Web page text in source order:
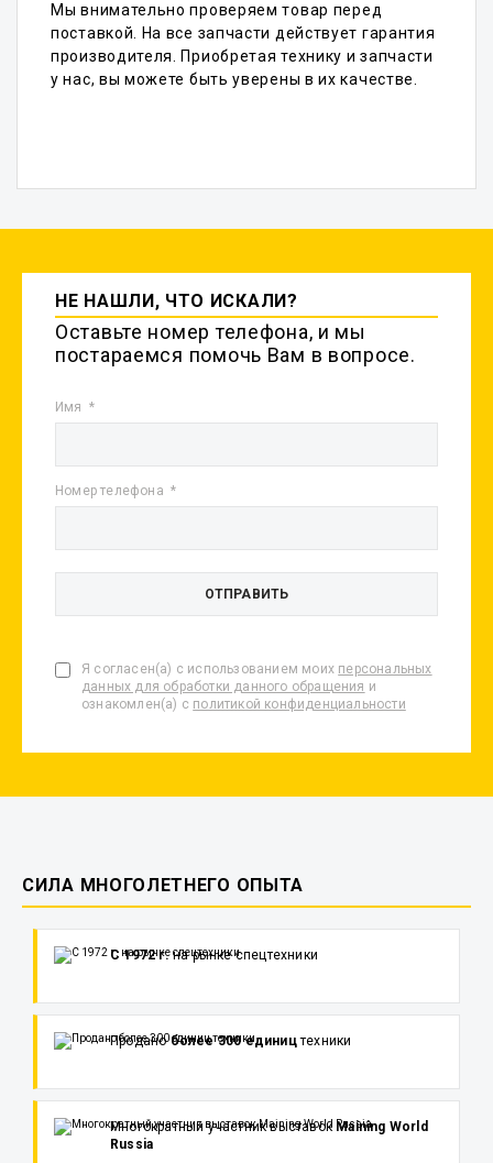
Мы внимательно проверяем товар перед
поставкой. На все запчасти действует гарантия
производителя. Приобретая технику и запчасти
у нас, вы можете быть уверены в их качестве.
НЕ НАШЛИ, ЧТО ИСКАЛИ?
Оставьте номер телефона, и мы
постараемся помочь Вам в вопросе.
Имя
Номер телефона
Я согласен(а) с использованием моих персональных
данных для обработки данного обращения и
ознакомлен(а) с политикой конфиденциальности
СИЛА МНОГОЛЕТНЕГО ОПЫТА
С 1972 г.на рынке спецтехники
Проданоболее 300 едиництехники
Многократный участник выставок Maining World
Russia